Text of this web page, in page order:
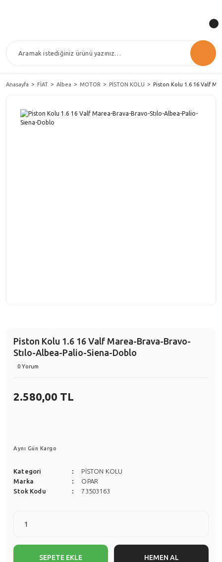
Anasayfa FİAT Albea MOTOR PİSTON KOLU Piston Kolu 1.6 16 Valf
Piston Kolu 1.6 16 Valf Marea-Brava-Bravo-
Stılo-Albea-Palio-Siena-Doblo
0 Yorum
2.580,00 TL
Aynı Gün Kargo
Kategori
PİSTON KOLU
Marka
OPAR
Stok Kodu
73503163
SEPETE EKLE HEMEN AL